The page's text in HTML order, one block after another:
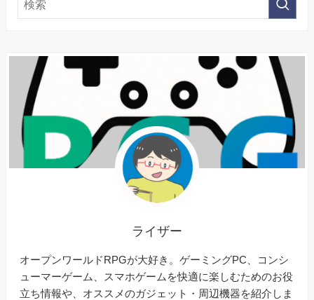
ライザー
オープンワールドRPGが大好き。ゲーミングPC、コンシ
ューマーゲーム、スマホゲームを快適に楽しむためのお役
立ち情報や、オススメのガジェット・周辺機器を紹介しま